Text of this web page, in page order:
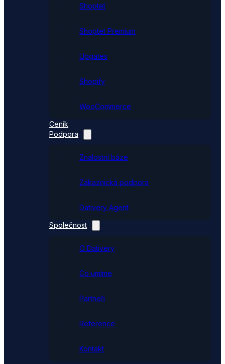
Shoptet
Shoptet Premium
Upgates
Shopify
WooCommerce
Ceník
Podpora
Znalostní báze
Zákaznická podpora
Dativery Agent
Společnost
O Dativery
Co umíme
Partneři
Reference
Kontakt